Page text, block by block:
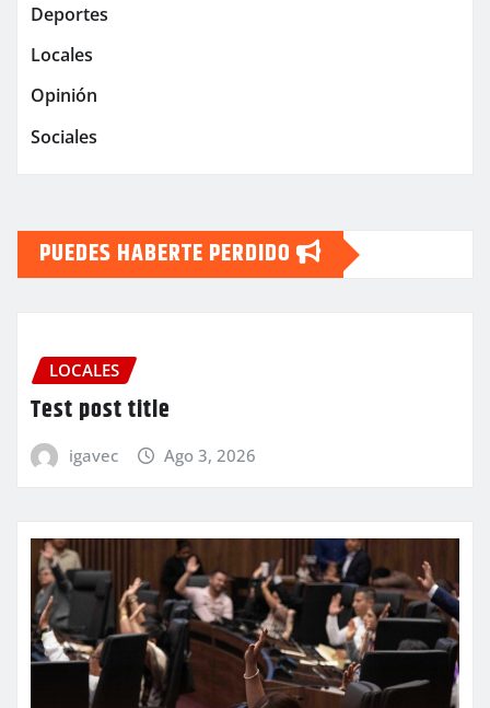
Deportes
Locales
Opinión
Sociales
PUEDES HABERTE PERDIDO
LOCALES
Test post title
igavec Ago 3, 2026